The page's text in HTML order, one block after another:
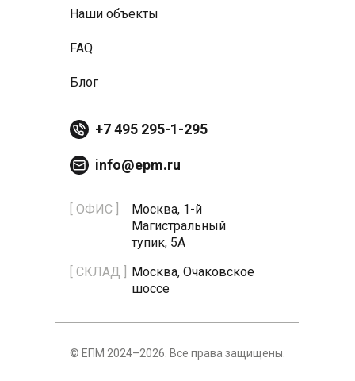
© ЕПМ 2024–2026. Все права защищены.
info@epm.ru
+7 495 295-1-295
Блог
FAQ
Наши объекты
Москва, Очаковское
шоссе
[ СКЛАД ]
Москва, 1-й
Магистральный
тупик, 5А
[ ОФИС ]